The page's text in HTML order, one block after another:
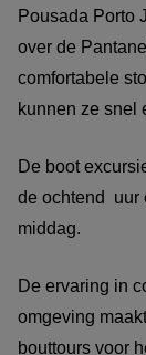
Pousada Porto
over de
comfortabele
kunnen ze snel
De boot
de ochtend uur
middag.
De ervaring in
omgeving
bouttours voor